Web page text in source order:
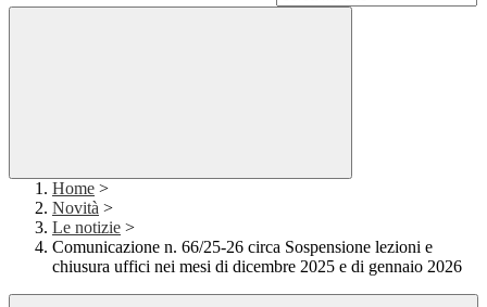
Home >
Novità >
Le notizie >
Comunicazione n. 66/25-26 circa Sospensione lezioni e
chiusura uffici nei mesi di dicembre 2025 e di gennaio 2026